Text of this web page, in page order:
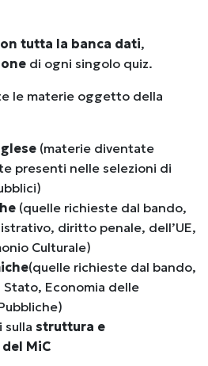
tutta la banca dati,
di ogni singolo quiz.
le materie oggetto della
(materie diventate
presenti nelle selezioni di
(quelle richieste dal bando,
diritto penale, dell’UE,
Culturale)
(quelle richieste dal bando,
Economia delle
struttura e
MiC